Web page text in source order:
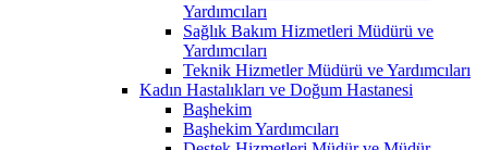
Yardımcıları
Sağlık Bakım Hizmetleri Müdürü ve
Yardımcıları
Teknik Hizmetler Müdürü ve Yardımcıları
Kadın Hastalıkları ve Doğum Hastanesi
Başhekim
Başhekim Yardımcıları